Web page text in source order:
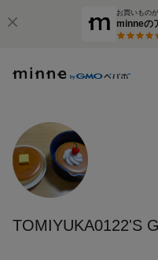
お買いもの
minneの
TOMIYUKA0122'S